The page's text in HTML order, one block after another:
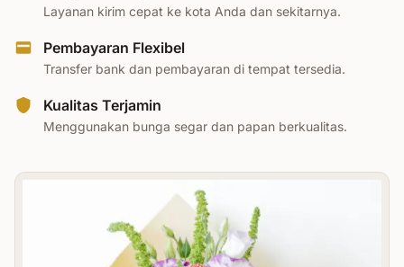
Layanan kirim cepat ke kota Anda dan sekitarnya.
Pembayaran Flexibel
Transfer bank dan pembayaran di tempat tersedia.
Kualitas Terjamin
Menggunakan bunga segar dan papan berkualitas.